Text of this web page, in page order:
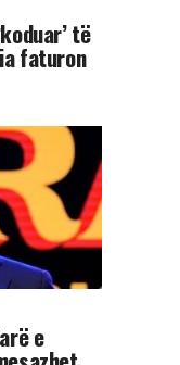
të
faturon
e